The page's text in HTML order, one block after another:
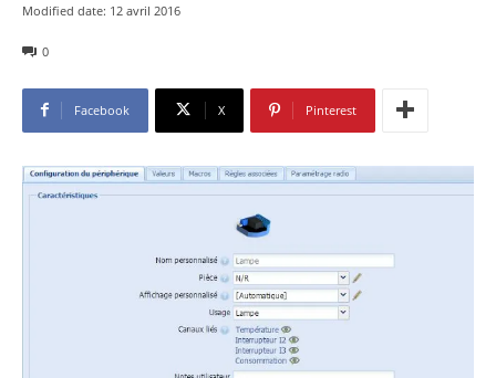
Modified date: 12 avril 2016
0
Facebook X Pinterest